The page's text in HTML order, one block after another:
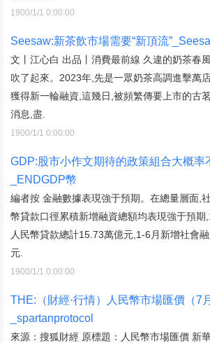
1900/1/1 0:00:00
Seesaw:新茶飲市場需要“新頂流
文丨江心白 出品丨消費最前線 久違的奶茶春
吹了起來。2023年,先是一眾奶茶高調進擊萬
獲得新一輪融資,這幾日,被頻繁傳要上市的古
消息,盡.
1900/1/1 0:00:00
GDP:股市小作文期待的政策組合大概率
_ENDGDP幣
編者按 金融數據表現強于預期。在總量層面,
幣貸款口徑累積新增融資總額均表現強于預期
人民幣貸款總計15.73萬億元,1-6月新增社會
元.
1900/1/1 0:00:00
THE:（財經·行情）人民幣市場匯價（7
_spartanprotocol
來源：搜狐財經 原標題：人民幣市場匯價 新